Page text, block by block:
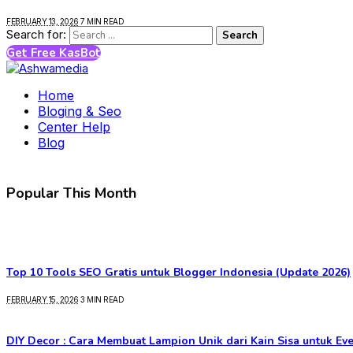
FEBRUARY 13, 2026 7 MIN READ
Search for:
Get Free KasBot
Home
Bloging & Seo
Center Help
Blog
Popular This Month
Top 10 Tools SEO Gratis untuk Blogger Indonesia (Update 2026)
FEBRUARY 15, 2026 3 MIN READ
DIY Decor : Cara Membuat Lampion Unik dari Kain Sisa untuk